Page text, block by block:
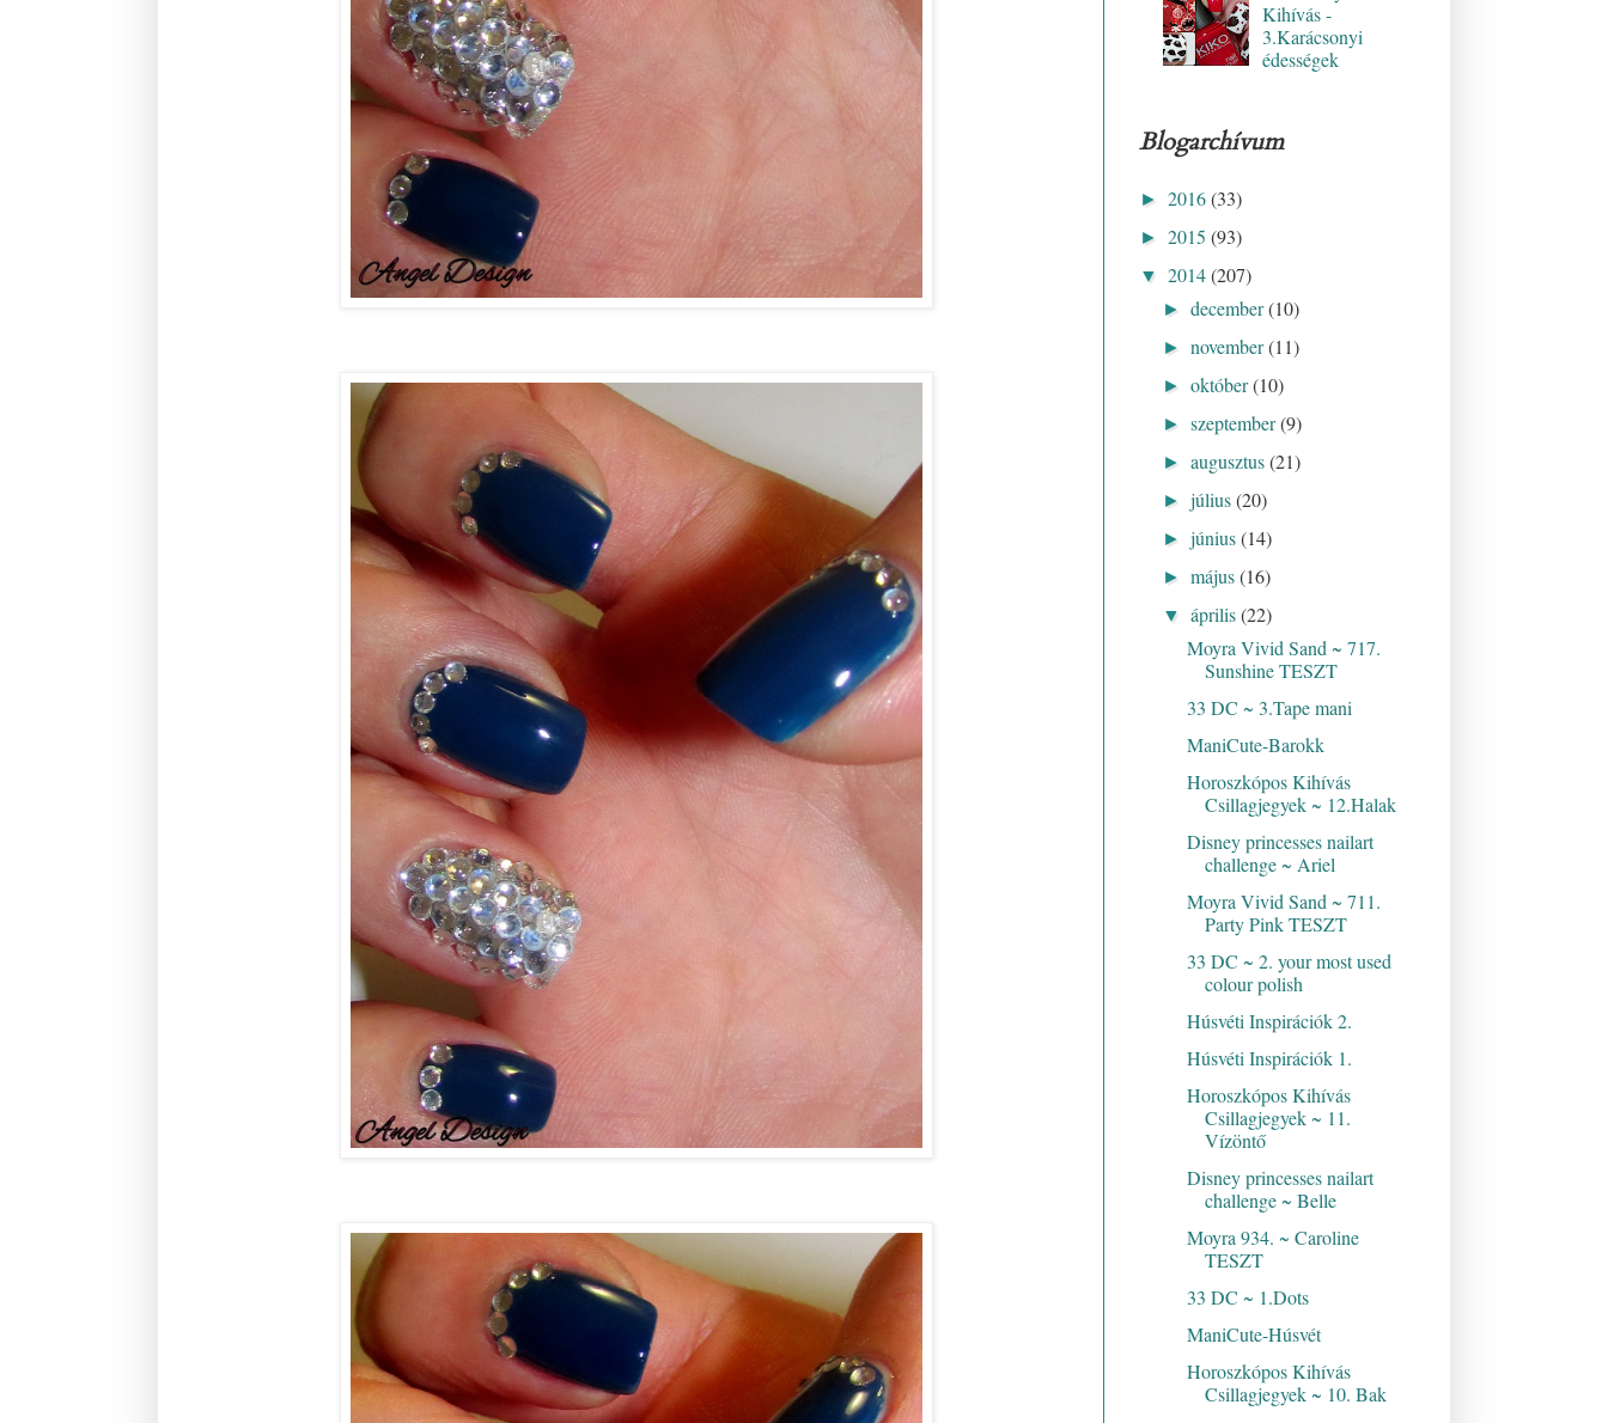
Kihívás -
3.Karácsonyi
édességek
Blogarchívum
► 2016(33)
► 2015 (93)
▼ 2014(207)
►december(10)
►november(11)
►október(10)
►szeptember(9)
►augusztus(21)
►július(20)
►június(14)
►május(16)
▼április(22)
Moyra Vivid Sand ~ 717.
Sunshine TESZT
33 DC ~ 3.Tape mani
ManiCute-Barokk
Horoszkópos Kihívás
Csillagjegyek ~ 12.Halak
Disney princesses nailart
challenge ~ Ariel
Moyra Vivid Sand ~ 711.
Party Pink TESZT
33 DC ~ 2. your most used
colour polish
Húsvéti Inspirációk 2.
Húsvéti Inspirációk 1.
Horoszkópos Kihívás
Csillagjegyek ~ 11.
Vízöntő
Disney princesses nailart
challenge ~ Belle
Moyra 934. ~ Caroline
TESZT
33 DC ~ 1.Dots
ManiCute-Húsvét
Horoszkópos Kihívás
Csillagjegyek ~ 10. Bak